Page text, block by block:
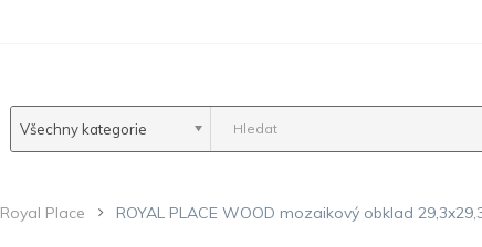
Všechny kategorie
Royal Place ROYAL PLACE WOOD mozaikový obklad